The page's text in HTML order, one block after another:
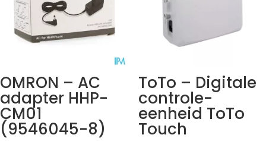
OMRON – AC
adapter HHP-
CM01
(9546045-8)
ToTo – Digitale
controle-
eenheid ToTo
Touch